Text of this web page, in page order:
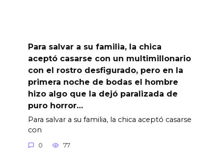
Para salvar a su familia, la chica
aceptó casarse con un multimillonario
con el rostro desfigurado, pero en la
primera noche de bodas el hombre
hizo algo que la dejó paralizada de
puro horror…
Para salvar a su familia, la chica aceptó casarse
con
0 77